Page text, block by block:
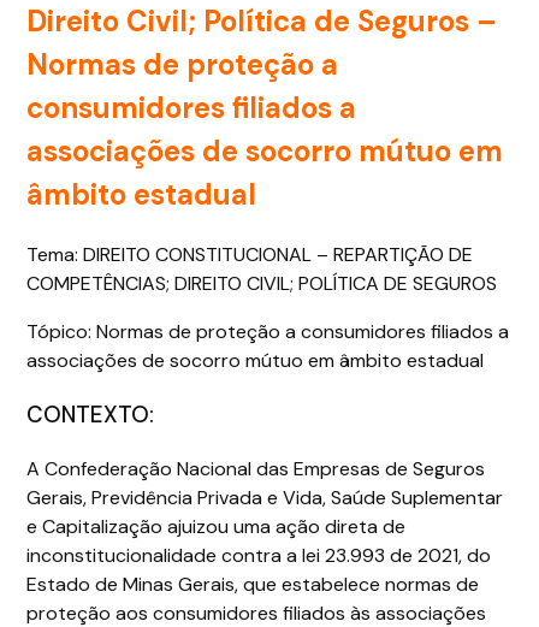
Direito Civil; Política de Seguros –
Normas de proteção a
consumidores filiados a
associações de socorro mútuo em
âmbito estadual
Tema: DIREITO CONSTITUCIONAL – REPARTIÇÃO DE
COMPETÊNCIAS; DIREITO CIVIL; POLÍTICA DE SEGUROS
Tópico: Normas de proteção a consumidores filiados a
associações de socorro mútuo em âmbito estadual
CONTEXTO:
A Confederação Nacional das Empresas de Seguros
Gerais, Previdência Privada e Vida, Saúde Suplementar
e Capitalização ajuizou uma ação direta de
inconstitucionalidade contra a lei 23.993 de 2021, do
Estado de Minas Gerais, que estabelece normas de
proteção aos consumidores filiados às associações